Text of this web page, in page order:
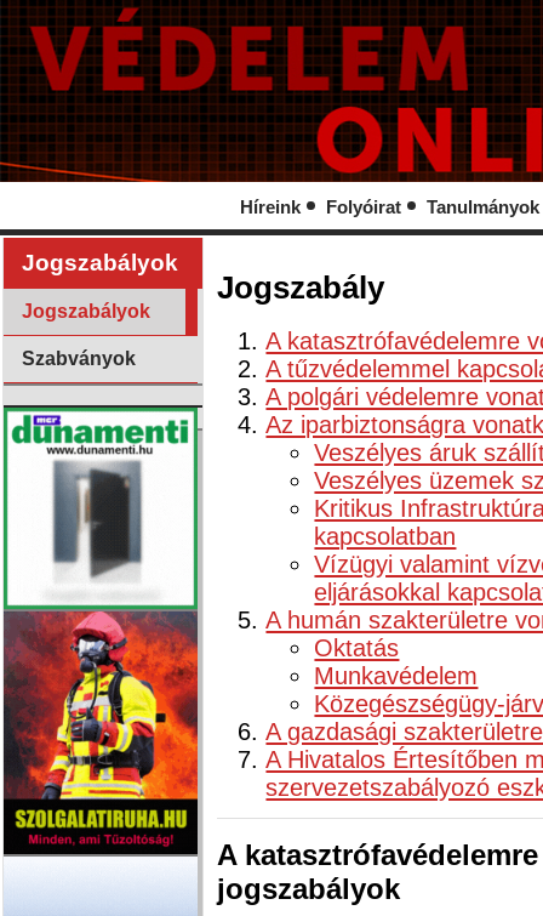
Híreink Folyóirat Tanulmányok
Jogszabályok
Jogszabályok
Szabványok
Jogszabály
A katasztrófavédelemre
A tűzvédelemmel
A polgári védelemre
Az iparbiztonságra
Veszélyes áruk
Veszélyes üzemek
Kritikus
kapcsolatban
Vízügyi valamint
eljárásokkal
A humán szakterületre
Oktatás
Munkavédelem
Közegészségügy-
A gazdasági
A Hivatalos Értesítőben
szervezetszabályozó
A
jogszabályok